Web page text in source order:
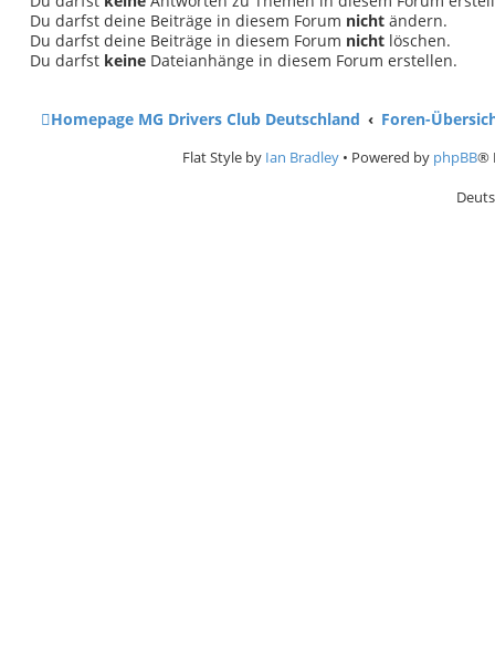
Du darfst deine Beiträge in diesem Forum nicht ändern.
Du darfst deine Beiträge in diesem Forum nicht löschen.
Du darfst keine Dateianhänge in diesem Forum erstellen.
Homepage MG Drivers Club Deutschland Foren-
Flat Style by Ian Bradley • Powered by phpBB®